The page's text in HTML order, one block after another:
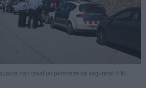
han creat un perímetre de seguretat © M.